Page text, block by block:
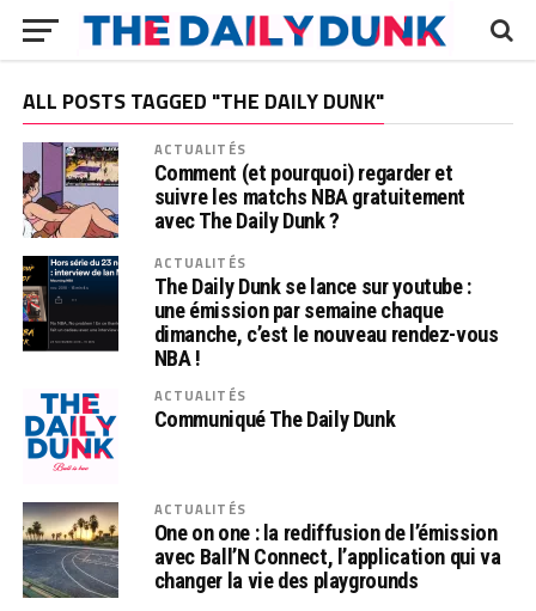
ALL POSTS TAGGED "THE DAILY DUNK"
ACTUALITÉS
Comment (et pourquoi) regarder et
suivre les matchs NBA gratuitement
avec The Daily Dunk ?
ACTUALITÉS
The Daily Dunk se lance sur youtube :
une émission par semaine chaque
dimanche, c’est le nouveau rendez-vous
NBA !
ACTUALITÉS
Communiqué The Daily Dunk
ACTUALITÉS
One on one : la rediffusion de l’émission
avec Ball’N Connect, l’application qui va
changer la vie des playgrounds